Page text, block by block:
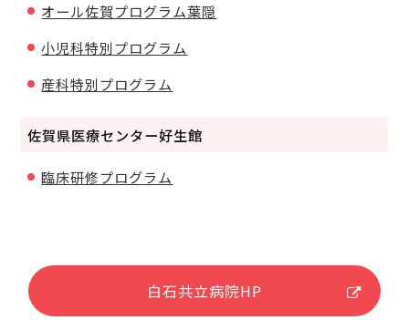
オール佐賀プログラム葉隠
小児科特別プログラム
産科特別プログラム
佐賀県医療センター好生館
臨床研修プログラム
白石共立病院HP